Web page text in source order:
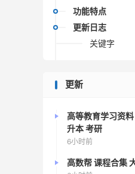
功能特点
更新日志
关键字
更新
高等教育学习资
升本 考研
6小时前
高数帮 课程合集